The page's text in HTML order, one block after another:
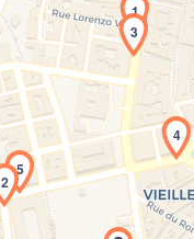
Chargement de la carte en
1
2
3
4
5